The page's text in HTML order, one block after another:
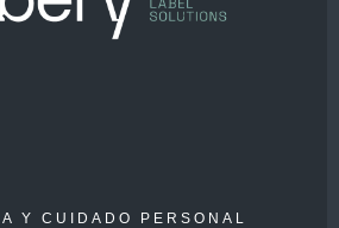
Y CUIDADO PERSONAL